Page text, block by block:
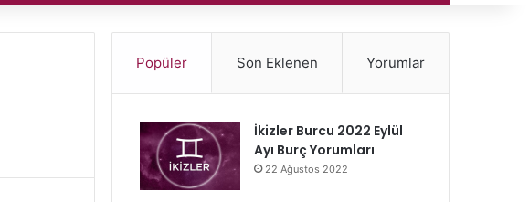
Popüler Son Eklenen Yorumlar
İkizler Burcu 2022 Eylül
Ayı Burç Yorumları
22 Ağustos 2022